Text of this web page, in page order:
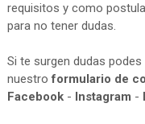
requisitos y como
para no tener dudas.
Si te surgen dudas
nuestroformulario de
Facebook- Instagram -